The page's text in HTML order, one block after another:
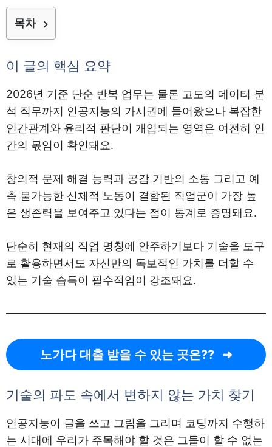
목차
이 글의 핵심 요약
2026년 기준 단순 반복 업무는 물론 고도의 데이터 분
석 직무까지 인공지능의 가시권에 들어왔으나 복잡한
인간관계와 윤리적 판단이 개입되는 영역은 여전히 인
간의 몫임이 확인돼요.
창의적 문제 해결 능력과 공감 기반의 소통 그리고 예
측 불가능한 신체적 노동이 결합된 직업군이 가장 높
은 생존력을 보여주고 있다는 점이 통계로 증명돼요.
단순히 현재의 직업 명칭에 안주하기보다 기술을 도구
로 활용하면서도 자신만의 독보적인 가치를 더할 수
있는 기술 습득이 필수적임이 강조돼요.
노가다 대출 받을 수 있는 곳은??
기술의 파도 속에서 변하지 않는 가치 찾기
인공지능이 글을 쓰고 그림을 그리며 코딩까지 수행하
는 시대에 우리가 주목해야 할 것은 그들이 할 수 없는